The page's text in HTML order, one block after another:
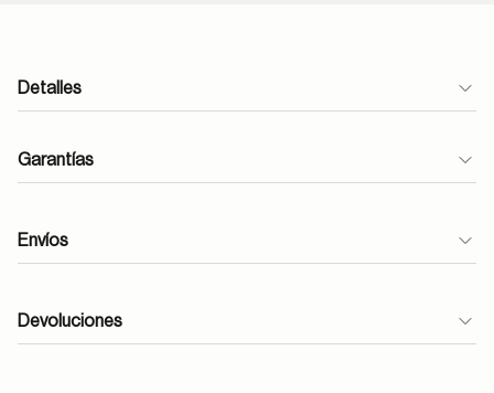
Detalles
Garantías
Envíos
Devoluciones